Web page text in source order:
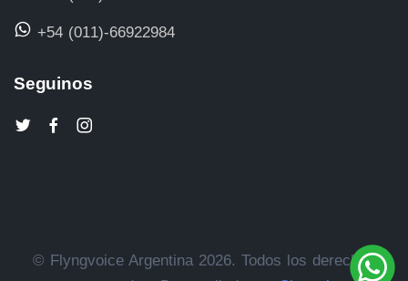
+54 (011)-66922984
Seguinos
© Flyngvoice Argentina 2026. Todos los derechos